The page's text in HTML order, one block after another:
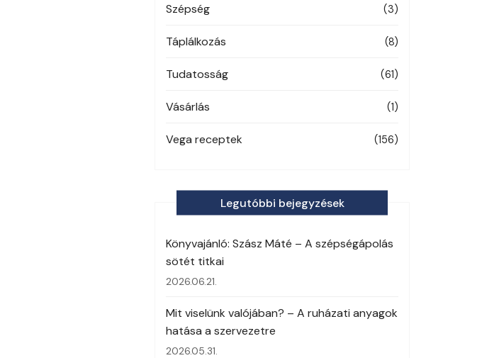
Szépség (3)
Táplálkozás (8)
Tudatosság (61)
Vásárlás (1)
Vega receptek (156)
Legutóbbi bejegyzések
Könyvajánló: Szász Máté – A szépségápolás
sötét titkai
2026.06.21.
Mit viselünk valójában? – A ruházati anyagok
hatása a szervezetre
2026.05.31.